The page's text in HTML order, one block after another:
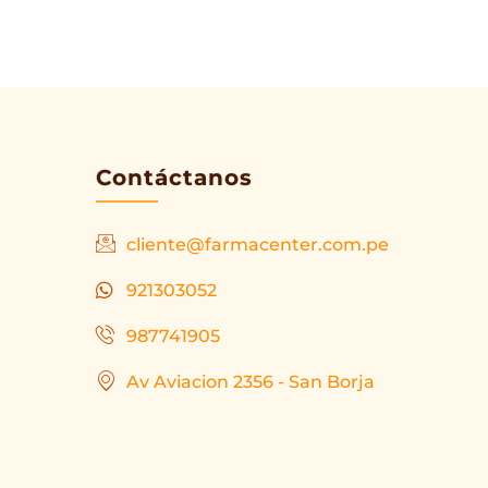
Contáctanos
cliente@farmacenter.com.pe
921303052
987741905
Av Aviacion 2356 - San Borja